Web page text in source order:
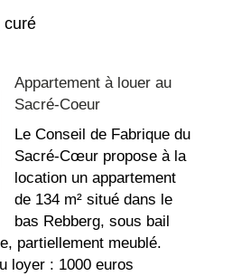
curé
Appartement à louer au
Sacré-Coeur
Le Conseil de Fabrique du
Sacré-Cœur propose à la
location un appartement
de 134 m² situé dans le
bas Rebberg, sous bail
partiellement meublé.
loyer : 1000 euros